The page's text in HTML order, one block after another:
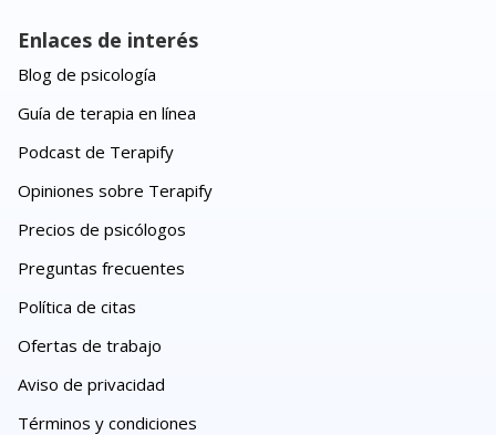
Enlaces de interés
Blog de psicología
Guía de terapia en línea
Podcast de Terapify
Opiniones sobre Terapify
Precios de psicólogos
Preguntas frecuentes
Política de citas
Ofertas de trabajo
Aviso de privacidad
Términos y condiciones